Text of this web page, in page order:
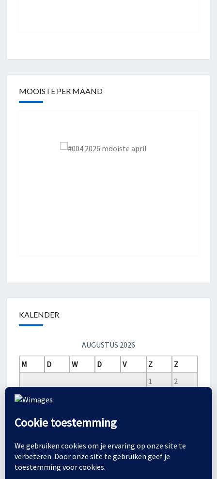
MOOISTE PER MAAND
KALENDER
AUGUSTUS 2026
M
D W D V Z
Z
1
2
3
4
24
25 26 27 28 29
30
31